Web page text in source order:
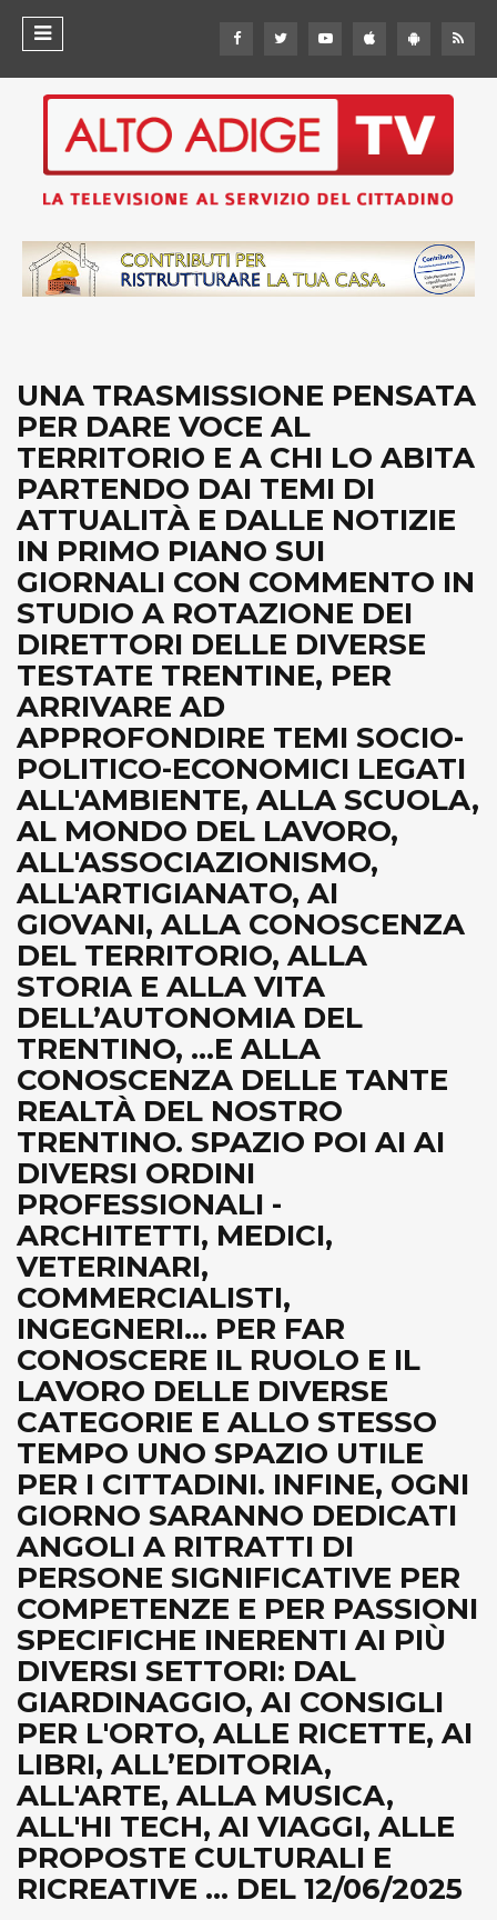
UNA TRASMISSIONE PENSATA
PER DARE VOCE AL
TERRITORIO E A CHI LO ABITA
PARTENDO DAI TEMI DI
ATTUALITÀ E DALLE NOTIZIE
IN PRIMO PIANO SUI
GIORNALI CON COMMENTO IN
STUDIO A ROTAZIONE DEI
DIRETTORI DELLE DIVERSE
TESTATE TRENTINE, PER
ARRIVARE AD
APPROFONDIRE TEMI SOCIO-
POLITICO-ECONOMICI LEGATI
ALL'AMBIENTE, ALLA SCUOLA,
AL MONDO DEL LAVORO,
ALL'ASSOCIAZIONISMO,
ALL'ARTIGIANATO, AI
GIOVANI, ALLA CONOSCENZA
DEL TERRITORIO, ALLA
STORIA E ALLA VITA
DELL’AUTONOMIA DEL
TRENTINO, ...E ALLA
CONOSCENZA DELLE TANTE
REALTÀ DEL NOSTRO
TRENTINO. SPAZIO POI AI AI
DIVERSI ORDINI
PROFESSIONALI -
ARCHITETTI, MEDICI,
VETERINARI,
COMMERCIALISTI,
INGEGNERI... PER FAR
CONOSCERE IL RUOLO E IL
LAVORO DELLE DIVERSE
CATEGORIE E ALLO STESSO
TEMPO UNO SPAZIO UTILE
PER I CITTADINI. INFINE, OGNI
GIORNO SARANNO DEDICATI
ANGOLI A RITRATTI DI
PERSONE SIGNIFICATIVE PER
COMPETENZE E PER PASSIONI
SPECIFICHE INERENTI AI PIÙ
DIVERSI SETTORI: DAL
GIARDINAGGIO, AI CONSIGLI
PER L'ORTO, ALLE RICETTE, AI
LIBRI, ALL’EDITORIA,
ALL'ARTE, ALLA MUSICA,
ALL'HI TECH, AI VIAGGI, ALLE
PROPOSTE CULTURALI E
RICREATIVE ... DEL 12/06/2025